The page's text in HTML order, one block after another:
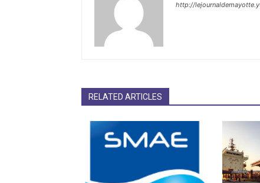
http://
RELATED ARTICLES